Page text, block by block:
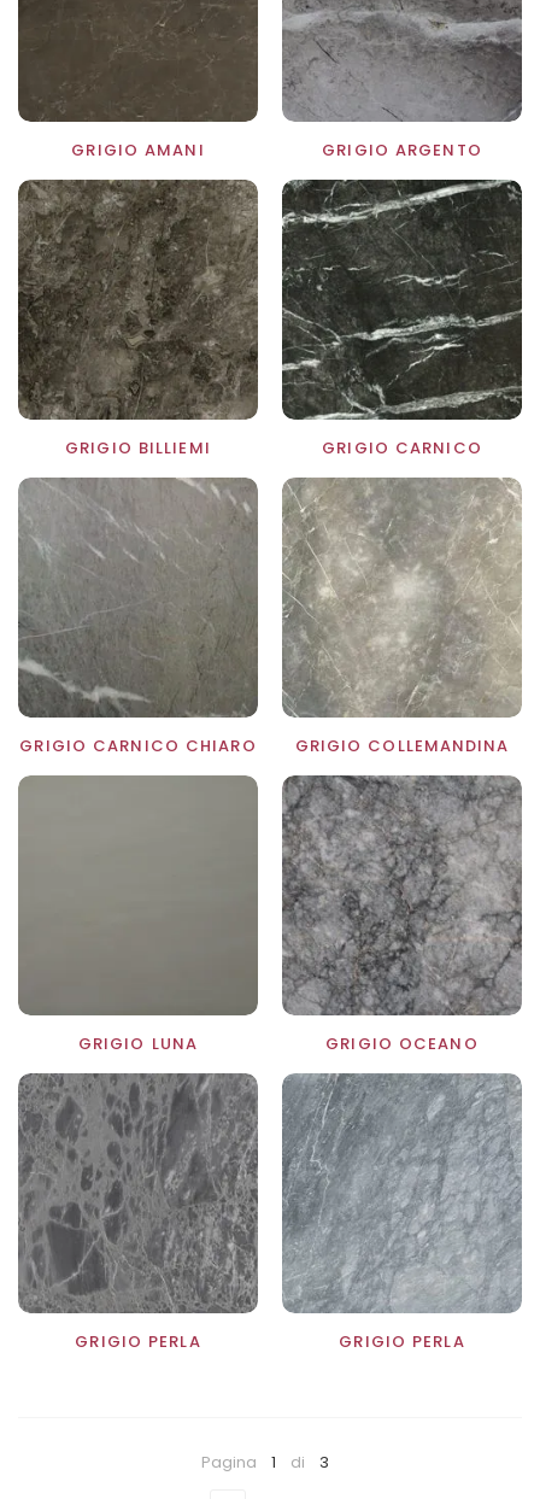
GRIGIO AMANI GRIGIO ARGENTO
GRIGIO BILLIEMI GRIGIO CARNICO
GRIGIO CARNICO CHIARO GRIGIO COLLEMANDINA
GRIGIO LUNA GRIGIO OCEANO
GRIGIO PERLA GRIGIO PERLA
Pagina 1 di 3